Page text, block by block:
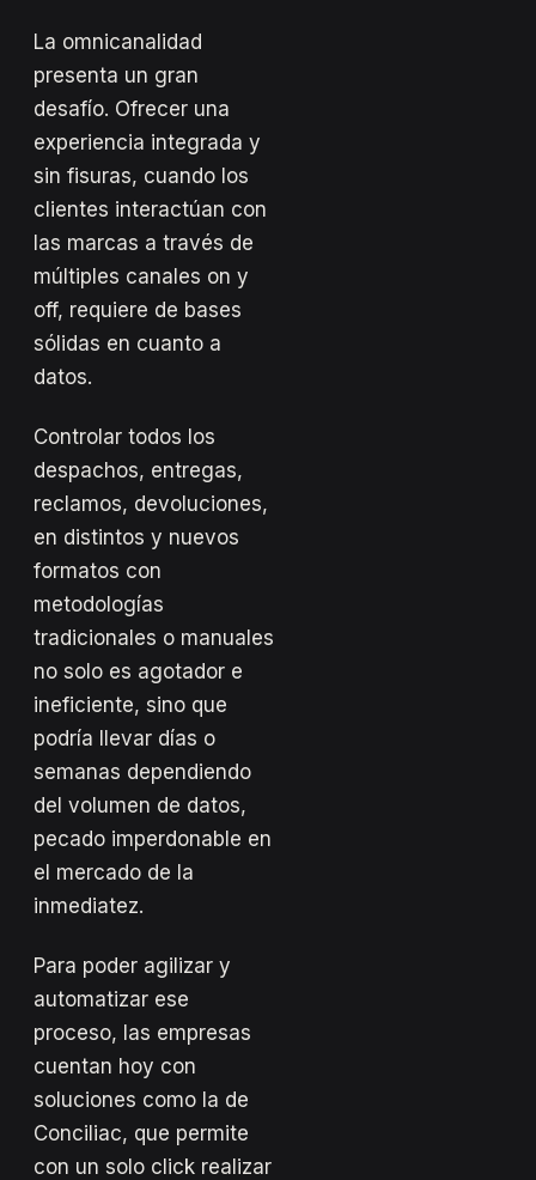
La omnicanalidad
presenta un gran
desafío. Ofrecer una
experiencia integrada y
sin fisuras, cuando los
clientes interactúan con
las marcas a través de
múltiples canales on y
off, requiere de bases
sólidas en cuanto a
datos.
Controlar todos los
despachos, entregas,
reclamos, devoluciones,
en distintos y nuevos
formatos con
metodologías
tradicionales o manuales
no solo es agotador e
ineficiente, sino que
podría llevar días o
semanas dependiendo
del volumen de datos,
pecado imperdonable en
el mercado de la
inmediatez.
Para poder agilizar y
automatizar ese
proceso, las empresas
cuentan hoy con
soluciones como la de
Conciliac, que permite
con un solo click realizar